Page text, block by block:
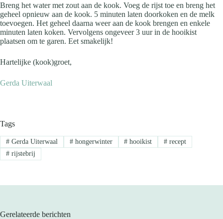
Breng het water met zout aan de kook. Voeg de rijst toe en breng het
geheel opnieuw aan de kook. 5 minuten laten doorkoken en de melk
toevoegen. Het geheel daarna weer aan de kook brengen en enkele
minuten laten koken. Vervolgens ongeveer 3 uur in de hooikist
plaatsen om te garen. Eet smakelijk!
Hartelijke (kook)groet,
Gerda Uiterwaal
Tags
#Gerda Uiterwaal #hongerwinter # hooikist # recept
#rijstebrij
Gerelateerde berichten